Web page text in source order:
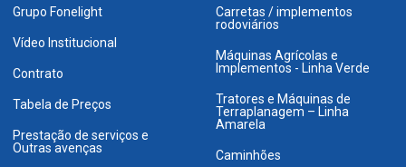
Grupo Fonelight
Vídeo Institucional
Contrato
Tabela de Preços
Prestação de serviços e
Outras avenças
Carretas / implementos
rodoviários
Máquinas Agrícolas e
Implementos - Linha Verde
Tratores e Máquinas de
Terraplanagem – Linha
Amarela
Caminhões